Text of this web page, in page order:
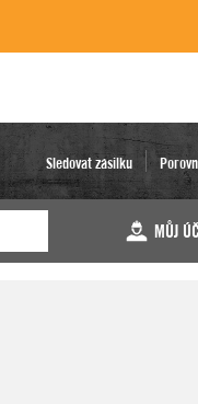
Sledovat zásilku
MŮJ